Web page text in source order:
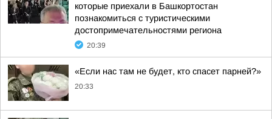
которые приехали в Башкортостан
познакомиться с туристическими
достопримечательностями региона
20:39
«Если нас там не будет, кто спасет парней?»
20:33